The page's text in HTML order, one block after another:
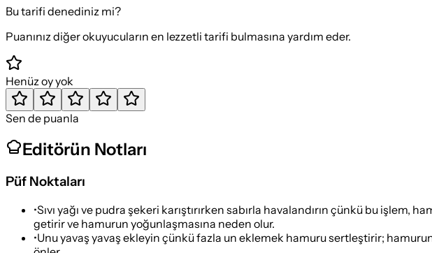
Bu tarifi denediniz mi?
Puanınız diğer okuyucuların en lezzetli tarifi bulmasına yardım eder.
Henüz oy yok
Sen de puanla
Editörün Notları
Püf Noktaları
•Sıvı yağı ve pudra şekeri karıştırırken sabırla havalandırın çünkü bu işlem,
getirir ve hamurun yoğunlaşmasına neden olur.
•Unu yavaş yavaş ekleyin çünkü fazla un eklemek hamuru sertleştirir;